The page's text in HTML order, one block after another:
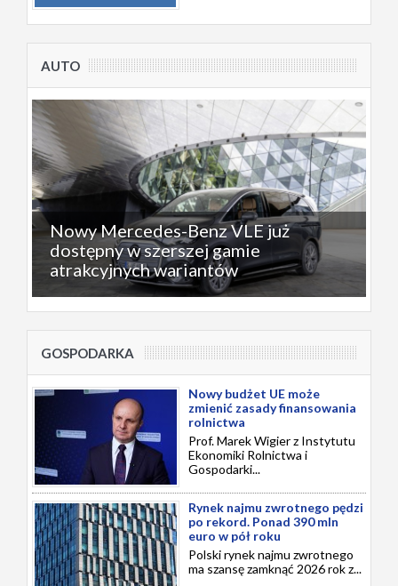
AUTO
Nowy Mercedes-Benz VLE już
dostępny w szerszej gamie
atrakcyjnych wariantów
GOSPODARKA
Nowy budżet UE może
zmienić zasady finansowania
rolnictwa
Prof. Marek Wigier z Instytutu
Ekonomiki Rolnictwa i
Gospodarki...
Rynek najmu zwrotnego pędzi
po rekord. Ponad 390 mln
euro w pół roku
Polski rynek najmu zwrotnego
ma szansę zamknąć 2026 rok z...